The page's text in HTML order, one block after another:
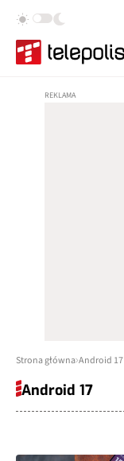
Strona główna Android 17
Android 17